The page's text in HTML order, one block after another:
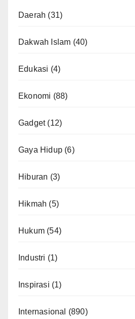
Daerah (31)
Dakwah Islam (40)
Edukasi (4)
Ekonomi (88)
Gadget(12)
Gaya Hidup (6)
Hiburan (3)
Hikmah (5)
Hukum (54)
Industri (1)
Inspirasi (1)
Internasional (890)